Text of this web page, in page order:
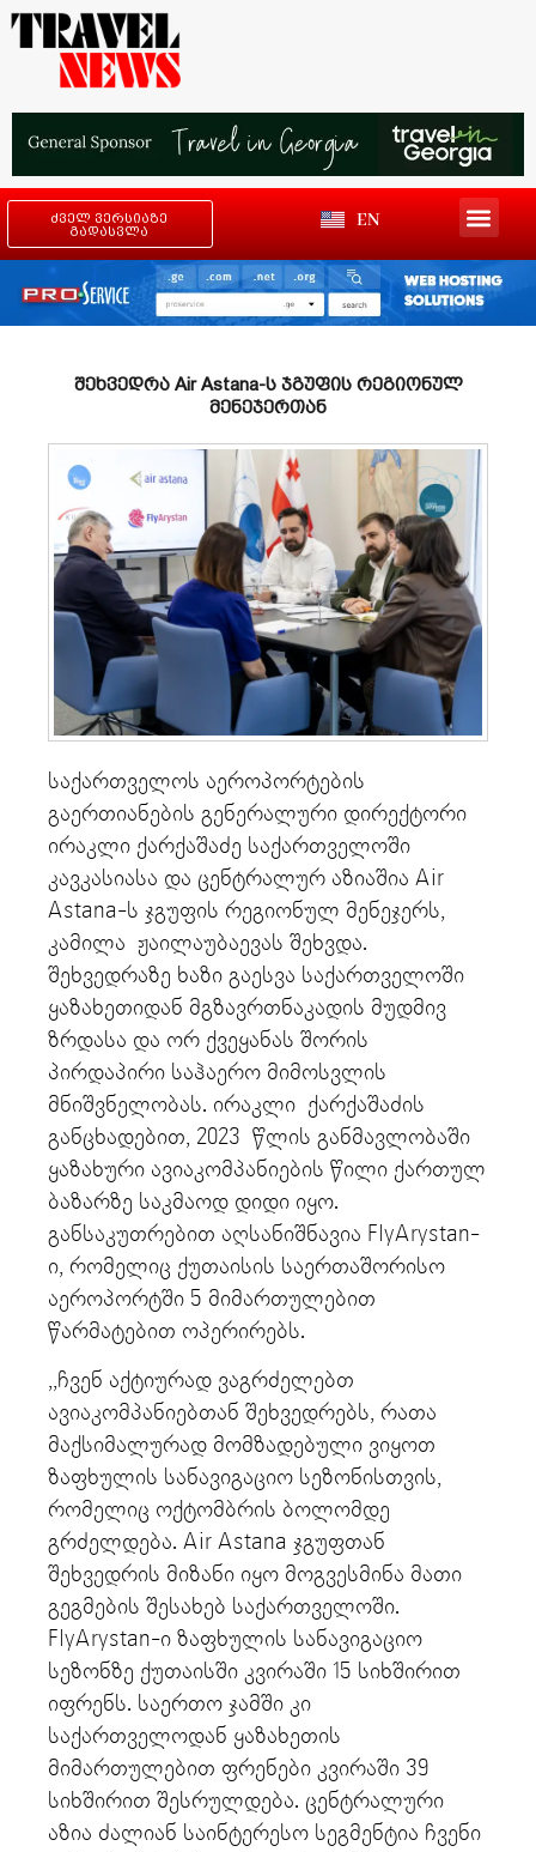
ძველ ვერსიაზე
გადასვლა
EN
შეხვედრა Air Astana-ს ჯგუფის რეგიონულ
მენეჯერთან
საქართველოს აეროპორტების
გაერთიანების გენერალური დირექტორი
ირაკლი ქარქაშაძე საქართველოში
კავკასიასა და ცენტრალურ აზიაშია Air
Astana-ს ჯგუფის რეგიონულ მენეჯერს,
კამილა ჟაილაუბაევას შეხვდა.
შეხვედრაზე ხაზი გაესვა საქართველოში
ყაზახეთიდან მგზავრთნაკადის მუდმივ
ზრდასა და ორ ქვეყანას შორის
პირდაპირი საჰაერო მიმოსვლის
მნიშვნელობას. ირაკლი ქარქაშაძის
განცხადებით, 2023 წლის განმავლობაში
ყაზახური ავიაკომპანიების წილი ქართულ
ბაზარზე საკმაოდ დიდი იყო.
განსაკუთრებით აღსანიშნავია FlyArystan-
ი, რომელიც ქუთაისის საერთაშორისო
აეროპორტში 5 მიმართულებით
წარმატებით ოპერირებს.
,,ჩვენ აქტიურად ვაგრძელებთ
ავიაკომპანიებთან შეხვედრებს, რათა
მაქსიმალურად მომზადებული ვიყოთ
ზაფხულის სანავიგაციო სეზონისთვის,
რომელიც ოქტომბრის ბოლომდე
გრძელდება. Air Astana ჯგუფთან
შეხვედრის მიზანი იყო მოგვესმინა მათი
გეგმების შესახებ საქართველოში.
FlyArystan-ი ზაფხულის სანავიგაციო
სეზონზე ქუთაისში კვირაში 15 სიხშირით
იფრენს. საერთო ჯამში კი
საქართველოდან ყაზახეთის
მიმართულებით ფრენები კვირაში 39
სიხშირით შესრულდება. ცენტრალური
აზია ძალიან საინტერესო სეგმენტია ჩვენი